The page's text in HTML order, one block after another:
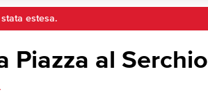
estesa.
Piazza al Serchio